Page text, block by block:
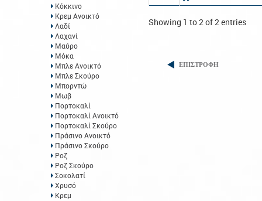
Κόκκινο
Κρεμ Ανοικτό
Λαδί
Λαχανί
Μαύρο
Μόκα
Μπλε Ανοικτό
Μπλε Σκούρο
Μπορντώ
Μωβ
Πορτοκαλί
Πορτοκαλί Ανοικτό
Πορτοκαλί Σκούρο
Πράσινο Ανοικτό
Πράσινο Σκούρο
Ροζ
Ροζ Σκούρο
Σοκολατί
Χρυσό
Κρεμ
Showing 1 to 2 of 2 entries
ΕΠΙΣΤΡΟΦΗ